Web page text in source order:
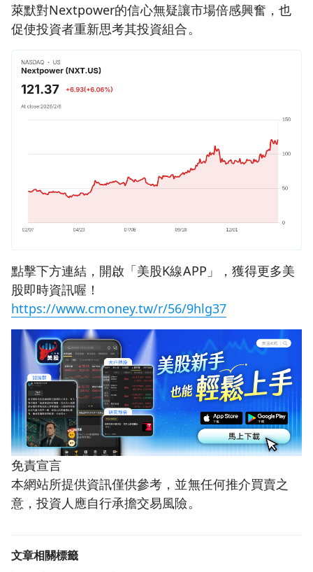
萊默對Nextpower的信心無疑讓市場倍感興奮，也
促使投資者重新思考其投資組合。
點擊下方連結，開啟「美股K線APP」，獲得更多美
股即時資訊喔！
https://www.cmoney.tw/r/56/9hlg37
免責宣言
本網站所提供資訊僅供參考，並無任何推介買賣之
意，投資人應自行承擔交易風險。
文章相關標籤